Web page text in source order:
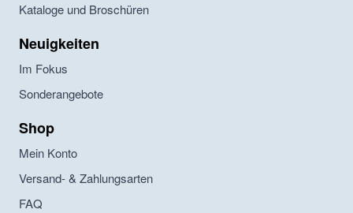
Kataloge und Broschüren
Neuigkeiten
Im Fokus
Sonderangebote
Shop
Mein Konto
Versand- & Zahlungsarten
FAQ